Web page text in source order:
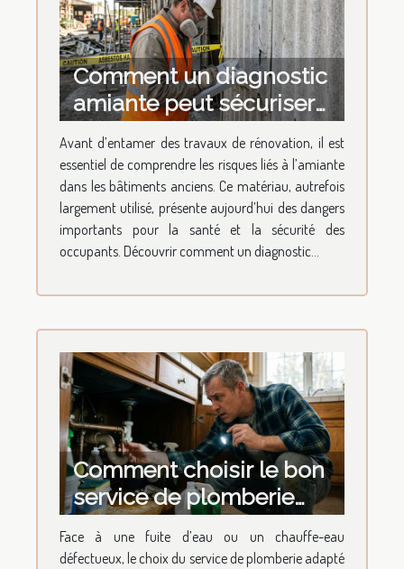
Comment un diagnostic
amiante peut sécuriser
votre projet de
rénovation ?
Avant d’entamer des travaux de rénovation, il est
essentiel de comprendre les risques liés à l’amiante
dans les bâtiments anciens. Ce matériau, autrefois
largement utilisé, présente aujourd’hui des dangers
importants pour la santé et la sécurité des
occupants. Découvrir comment un diagnostic...
Comment choisir le bon
service de plomberie
pour vos urgences
domestiques ?
Face à une fuite d’eau ou un chauffe-eau
défectueux, le choix du service de plomberie adapté